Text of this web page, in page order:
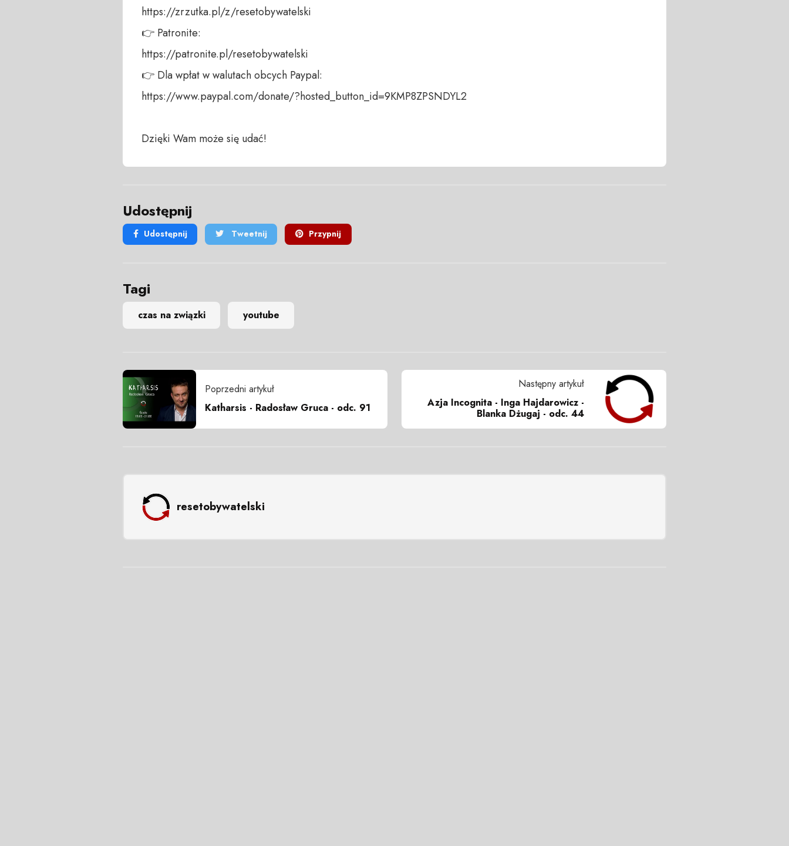
https://zrzutka.pl/z/resetobywatelski
👉 Patronite:
https://patronite.pl/resetobywatelski
👉 Dla wpłat w walutach obcych Paypal:
https://www.paypal.com/donate/?hosted_button_id=9KMP8ZPSNDYL2
Dzięki Wam może się udać!
Udostępnij
Udostępnij Tweetnij Przypnij
Tagi
czas na związki youtube
Poprzedni artykuł
Katharsis - Radosław Gruca - odc. 91
Następny artykuł
Azja Incognita - Inga Hajdarowicz -
Blanka Dżugaj - odc. 44
resetobywatelski